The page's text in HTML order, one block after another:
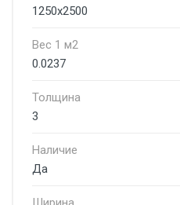
1250х2500
Вес 1 м2
0.0237
Толщина
3
Наличие
Да